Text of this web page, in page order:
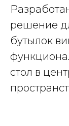
решение
бутылок
стол в